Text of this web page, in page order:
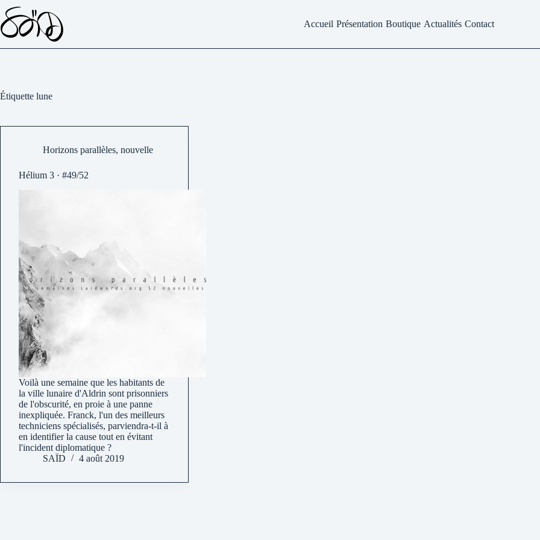
Passer
au
contenu
Accueil Présentation Boutique Actualités Contact
Étiquette lune
Horizons parallèles, nouvelle
Hélium 3 · #49/52
Voilà une semaine que les habitants de
la ville lunaire d'Aldrin sont prisonniers
de l'obscurité, en proie à une panne
inexpliquée. Franck, l'un des meilleurs
techniciens spécialisés, parviendra-t-il à
en identifier la cause tout en évitant
l'incident diplomatique ?
SAÏD
4 août 2019